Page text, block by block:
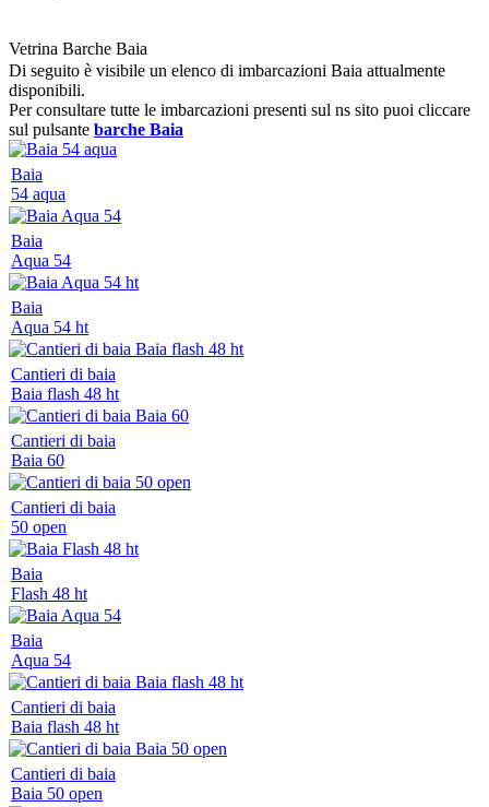
Vetrina Barche Baia
Di seguito è visibile un elenco di imbarcazioni Baia attualmente
disponibili.
Per consultare tutte le imbarcazioni presenti sul ns sito puoi cliccare
sul pulsante barche Baia
Baia
54 aqua
Baia
Aqua 54
Baia
Aqua 54 ht
Cantieri di baia
Baia flash 48 ht
Cantieri di baia
Baia 60
Cantieri di baia
50 open
Baia
Flash 48 ht
Baia
Aqua 54
Cantieri di baia
Baia flash 48 ht
Cantieri di baia
Baia 50 open